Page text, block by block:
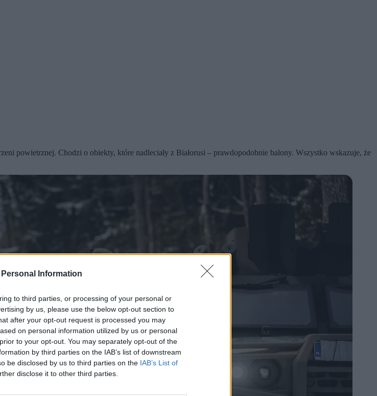
Information
to third parties, or processing of your personal or
by us, please use the below opt-out section to
after your opt-out request is processed you may
on personal information utilized by us or personal
to your opt-out. You may separately opt-out of the
by third parties on the IAB’s list of downstream
be disclosed by us to third parties on the IAB’s List of
disclose it to other third parties.
powietrznej. Chodzi o obiekty, które nadleciały z Białorusi – prawdopodobnie balony. Wszystko wskazuje, że